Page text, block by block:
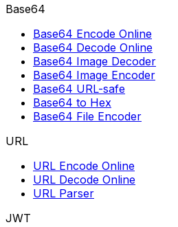
Base64
Base64 Encode Online
Base64 Decode Online
Base64 Image Decoder
Base64 Image Encoder
Base64 URL-safe
Base64 to Hex
Base64 File Encoder
URL
URL Encode Online
URL Decode Online
URL Parser
JWT